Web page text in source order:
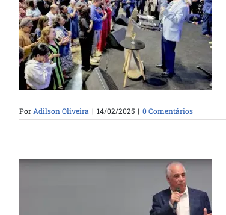
A Essência da Santa Ceia e sua
Celebração
Por Adilson Oliveira | 14/02/2025 | 0 Comentários